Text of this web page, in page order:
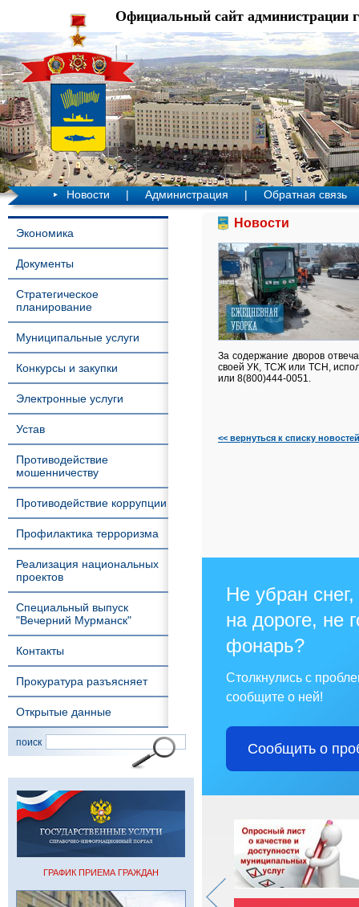
Официальный сайт администрации
Новости | Администрация | Обратная связь
Экономика
Документы
Стратегическое
планирование
Муниципальные услуги
Конкурсы и закупки
Электронные услуги
Устав
Противодействие
мошенничеству
Противодействие коррупции
Профилактика терроризма
Реализация национальных
проектов
Специальный выпуск
"Вечерний Мурманск"
Контакты
Прокуратура разъясняет
Открытые данные
поиск
ГРАФИК ПРИЕМА ГРАЖДАН
Новости
За содержание дворов
своей УК, ТСЖ или ТСН,
или 8(800)444-0051.
<< вернуться к списку новостей
Не убран
на дороге, не
фонарь?
Столкнулись с
сообщите о ней!
Сообщить о